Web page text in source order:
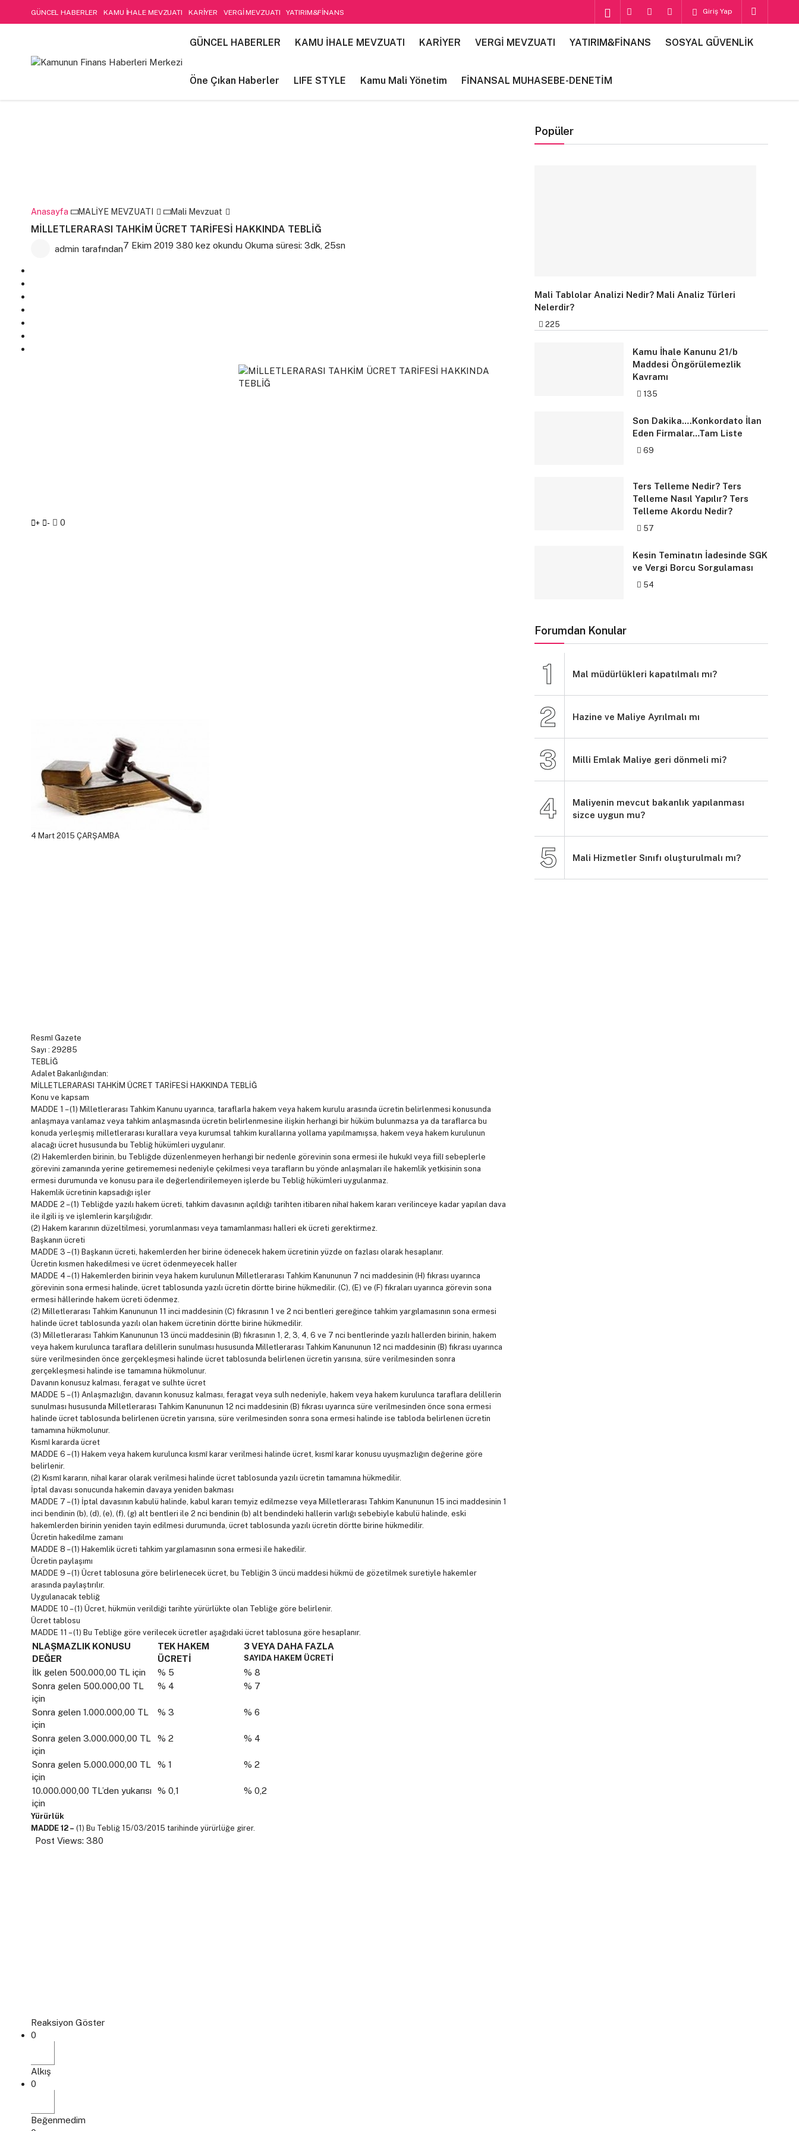
GÜNCEL HABERLER KAMU İHALE MEVZUATI KARİYER VERGİ MEVZUATI YATIRIM&FİNANS
LIFE STYLE Kamu Mali Yönetim
FİNANSAL MUHASEBE-DENETİM
Giriş Yap
GÜNCEL HABERLER KAMU İHALE MEVZUATI KARİYER VERGİ MEVZUATI YATIRIM&FİNANS SOSYAL GÜVENLİK
Öne Çıkan Haberler LIFE STYLE Kamu Mali Yönetim FİNANSAL MUHASEBE-DENETİM
Anasayfa MALİYE MEVZUATI Mali Mevzuat
MİLLETLERARASI TAHKİM ÜCRET TARİFESİ HAKKINDA TEBLİĞ
admin tarafından7 Ekim 2019 380 kez okundu Okuma süresi: 3dk, 25sn
+ - 0
4 Mart 2015 ÇARŞAMBA
Resmî Gazete
Sayı : 29285
TEBLİĞ
Adalet Bakanlığından:
MİLLETLERARASI TAHKİM ÜCRET TARİFESİ HAKKINDA TEBLİĞ
Konu ve kapsam
MADDE 1 – (1) Milletlerarası Tahkim Kanunu uyarınca, taraflarla hakem veya hakem kurulu arasında ücretin belirlenmesi konusunda
anlaşmaya varılamaz veya tahkim anlaşmasında ücretin belirlenmesine ilişkin herhangi bir hüküm bulunmazsa ya da taraflarca bu
konuda yerleşmiş milletlerarası kurallara veya kurumsal tahkim kurallarına yollama yapılmamışsa, hakem veya hakem kurulunun
alacağı ücret hususunda bu Tebliğ hükümleri uygulanır.
(2) Hakemlerden birinin, bu Tebliğde düzenlenmeyen herhangi bir nedenle görevinin sona ermesi ile hukukî veya fiilî sebeplerle
görevini zamanında yerine getirememesi nedeniyle çekilmesi veya tarafların bu yönde anlaşmaları ile hakemlik yetkisinin sona
ermesi durumunda ve konusu para ile değerlendirilemeyen işlerde bu Tebliğ hükümleri uygulanmaz.
Hakemlik ücretinin kapsadığı işler
MADDE 2 – (1) Tebliğde yazılı hakem ücreti, tahkim davasının açıldığı tarihten itibaren nihaî hakem kararı verilinceye kadar yapılan dava
ile ilgili iş ve işlemlerin karşılığıdır.
(2) Hakem kararının düzeltilmesi, yorumlanması veya tamamlanması halleri ek ücreti gerektirmez.
Başkanın ücreti
MADDE 3 – (1) Başkanın ücreti, hakemlerden her birine ödenecek hakem ücretinin yüzde on fazlası olarak hesaplanır.
Ücretin kısmen hakedilmesi ve ücret ödenmeyecek haller
MADDE 4 – (1) Hakemlerden birinin veya hakem kurulunun Milletlerarası Tahkim Kanununun 7 nci maddesinin (H) fıkrası uyarınca
görevinin sona ermesi halinde, ücret tablosunda yazılı ücretin dörtte birine hükmedilir. (C), (E) ve (F) fıkraları uyarınca görevin sona
ermesi hâllerinde hakem ücreti ödenmez.
(2) Milletlerarası Tahkim Kanununun 11 inci maddesinin (C) fıkrasının 1 ve 2 nci bentleri gereğince tahkim yargılamasının sona ermesi
halinde ücret tablosunda yazılı olan hakem ücretinin dörtte birine hükmedilir.
(3) Milletlerarası Tahkim Kanununun 13 üncü maddesinin (B) fıkrasının 1, 2, 3, 4, 6 ve 7 nci bentlerinde yazılı hallerden birinin, hakem
veya hakem kurulunca taraflara delillerin sunulması hususunda Milletlerarası Tahkim Kanununun 12 nci maddesinin (B) fıkrası uyarınca
süre verilmesinden önce gerçekleşmesi halinde ücret tablosunda belirlenen ücretin yarısına, süre verilmesinden sonra
gerçekleşmesi halinde ise tamamına hükmolunur.
Davanın konusuz kalması, feragat ve sulhte ücret
MADDE 5 – (1) Anlaşmazlığın, davanın konusuz kalması, feragat veya sulh nedeniyle, hakem veya hakem kurulunca taraflara delillerin
sunulması hususunda Milletlerarası Tahkim Kanununun 12 nci maddesinin (B) fıkrası uyarınca süre verilmesinden önce sona ermesi
halinde ücret tablosunda belirlenen ücretin yarısına, süre verilmesinden sonra sona ermesi halinde ise tabloda belirlenen ücretin
tamamına hükmolunur.
Kısmî kararda ücret
MADDE 6 – (1) Hakem veya hakem kurulunca kısmî karar verilmesi halinde ücret, kısmî karar konusu uyuşmazlığın değerine göre
belirlenir.
(2) Kısmî kararın, nihaî karar olarak verilmesi halinde ücret tablosunda yazılı ücretin tamamına hükmedilir.
İptal davası sonucunda hakemin davaya yeniden bakması
MADDE 7 – (1) İptal davasının kabulü halinde, kabul kararı temyiz edilmezse veya Milletlerarası Tahkim Kanununun 15 inci maddesinin 1
inci bendinin (b), (d), (e), (f), (g) alt bentleri ile 2 nci bendinin (b) alt bendindeki hallerin varlığı sebebiyle kabulü halinde, eski
hakemlerden birinin yeniden tayin edilmesi durumunda, ücret tablosunda yazılı ücretin dörtte birine hükmedilir.
Ücretin hakedilme zamanı
MADDE 8 – (1) Hakemlik ücreti tahkim yargılamasının sona ermesi ile hakedilir.
Ücretin paylaşımı
MADDE 9 – (1) Ücret tablosuna göre belirlenecek ücret, bu Tebliğin 3 üncü maddesi hükmü de gözetilmek suretiyle hakemler
arasında paylaştırılır.
Uygulanacak tebliğ
MADDE 10 – (1) Ücret, hükmün verildiği tarihte yürürlükte olan Tebliğe göre belirlenir.
Ücret tablosu
MADDE 11 – (1) Bu Tebliğe göre verilecek ücretler aşağıdaki ücret tablosuna göre hesaplanır.
NLAŞMAZLIK KONUSU
DEĞER
TEK HAKEM
ÜCRETİ
3 VEYA DAHA FAZLA
SAYIDA HAKEM ÜCRETİ
İlk gelen 500.000,00 TL için % 5
% 8
Sonra gelen 500.000,00 TL
için
% 4 % 7
Sonra gelen 1.000.000,00 TL
için
% 3 % 6
Sonra gelen 3.000.000,00 TL
için
% 2 % 4
Sonra gelen 5.000.000,00 TL
için
% 1 % 2
10.000.000,00 TL’den yukarısı
için
% 0,1 % 0,2
Yürürlük
MADDE 12 – (1) Bu Tebliğ 15/03/2015 tarihinde yürürlüğe girer.
Post Views: 380
Reaksiyon Göster
0
Alkış
0
Beğenmedim
Popüler
Mali Tablolar Analizi Nedir? Mali Analiz Türleri
Nelerdir?
225
Kamu İhale Kanunu 21/b
Maddesi Öngörülemezlik
Kavramı
135
Son Dakika….Konkordato İlan
Eden Firmalar…Tam Liste
69
Ters Telleme Nedir? Ters
Telleme Nasıl Yapılır? Ters
Telleme Akordu Nedir?
57
Kesin Teminatın İadesinde SGK
ve Vergi Borcu Sorgulaması
54
Forumdan Konular
Mal müdürlükleri kapatılmalı mı?
Hazine ve Maliye Ayrılmalı mı
Milli Emlak Maliye geri dönmeli mi?
Maliyenin mevcut bakanlık yapılanması
sizce uygun mu?
Mali Hizmetler Sınıfı oluşturulmalı mı?